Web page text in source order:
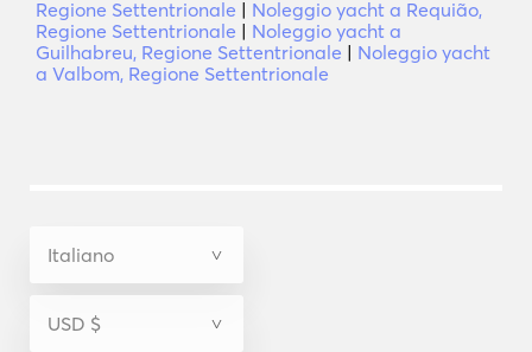
Regione Settentrionale | Noleggio yacht a Requião,
Regione Settentrionale | Noleggio yacht a
Guilhabreu, Regione Settentrionale | Noleggio yacht
a Valbom, Regione Settentrionale